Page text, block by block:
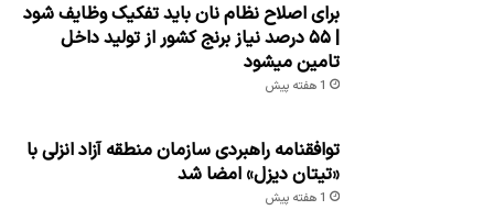
برای اصلاح نظام نان باید تفکیک وظایف شود
| ۵۵ درصد نیاز برنج کشور از تولید داخل
تامین میشود
1 هفته پیش
توافقنامه راهبردی سازمان منطقه آزاد انزلی با
«تیتان دیزل» امضا شد
1 هفته پیش